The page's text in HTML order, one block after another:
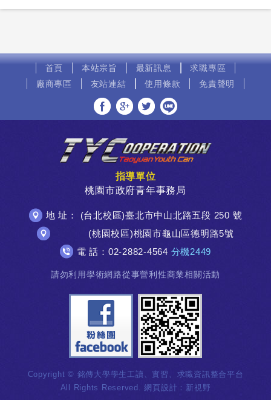
首頁 本站宗旨 最新訊息
求職專區
廠商專區
友站連結 使用條款 免責聲明
分享至Facebook
分享至Google+
分享至Twitter
指導單位
桃園市政府青年事務局
地 址： (台北校區)臺北市中山北路五段 250 號
(桃園校區)桃園市龜山區德明路5號
電 話：02-2882-4564 分機2449
請勿利用學術網路從事營利性商業相關活動
Copyright © 銘傳大學學生工讀、實習、求職資訊整合平台
All Rights Reserved.網頁設計 ：新視野